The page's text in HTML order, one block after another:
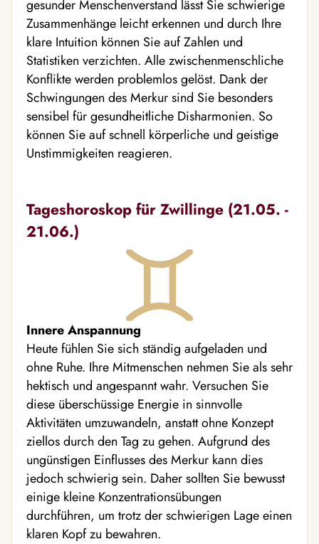
gesunder Menschenverstand lässt Sie schwierige
Zusammenhänge leicht erkennen und durch Ihre
klare Intuition können Sie auf Zahlen und
Statistiken verzichten. Alle zwischenmenschliche
Konflikte werden problemlos gelöst. Dank der
Schwingungen des Merkur sind Sie besonders
sensibel für gesundheitliche Disharmonien. So
können Sie auf schnell körperliche und geistige
Unstimmigkeiten reagieren.
Tageshoroskop für Zwillinge (21.05. -
21.06.)
Innere Anspannung
Heute fühlen Sie sich ständig aufgeladen und
ohne Ruhe. Ihre Mitmenschen nehmen Sie als sehr
hektisch und angespannt wahr. Versuchen Sie
diese überschüssige Energie in sinnvolle
Aktivitäten umzuwandeln, anstatt ohne Konzept
ziellos durch den Tag zu gehen. Aufgrund des
ungünstigen Einflusses des Merkur kann dies
jedoch schwierig sein. Daher sollten Sie bewusst
einige kleine Konzentrationsübungen
durchführen, um trotz der schwierigen Lage einen
klaren Kopf zu bewahren.